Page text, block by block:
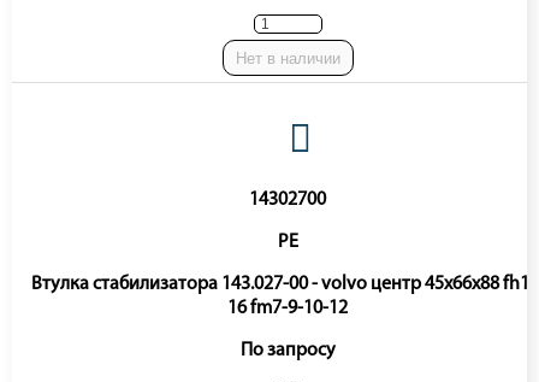
Нет в наличии
14302700
PE
Втулка стабилизатора 143.027-00 - volvo центр 45x66x88
16 fm7-9-10-12
По запросу